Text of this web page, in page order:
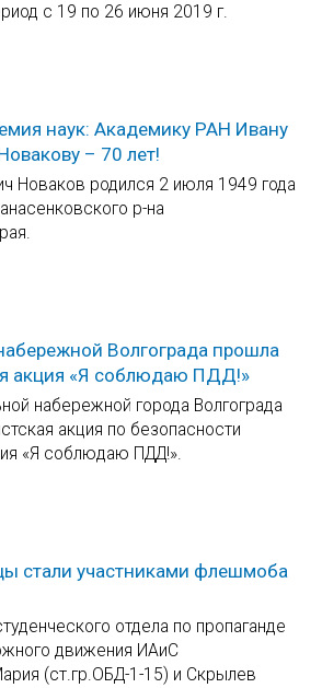
с 19 по 26 июня 2019 г.
наук: Академику РАН Ивану
– 70 лет!
Новаков родился 2 июля 1949 года
р-на
Волгограда прошла
акция «Я соблюдаю ПДД!»
набережной города Волгограда
акция по безопасности
«Я соблюдаю ПДД!».
стали участниками флешмоба
отдела по пропаганде
движения ИАиС
(ст.гр.ОБД-1-15) и Скрылев